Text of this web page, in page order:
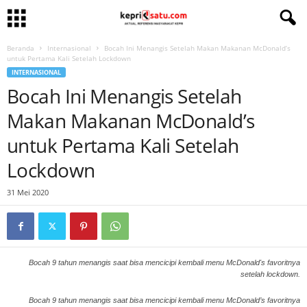
Beranda Internasional
Bocah Ini Menangis Setelah Makan Makanan McDonald’s
untuk Pertama Kali Setelah Lockdown
INTERNASIONAL
Bocah Ini Menangis Setelah
Makan Makanan McDonald’s
untuk Pertama Kali Setelah
Lockdown
31 Mei 2020
Bocah 9 tahun menangis saat bisa mencicipi kembali menu McDonald's favoritnya
setelah lockdown.
Bocah 9 tahun menangis saat bisa mencicipi kembali menu McDonald’s favoritnya